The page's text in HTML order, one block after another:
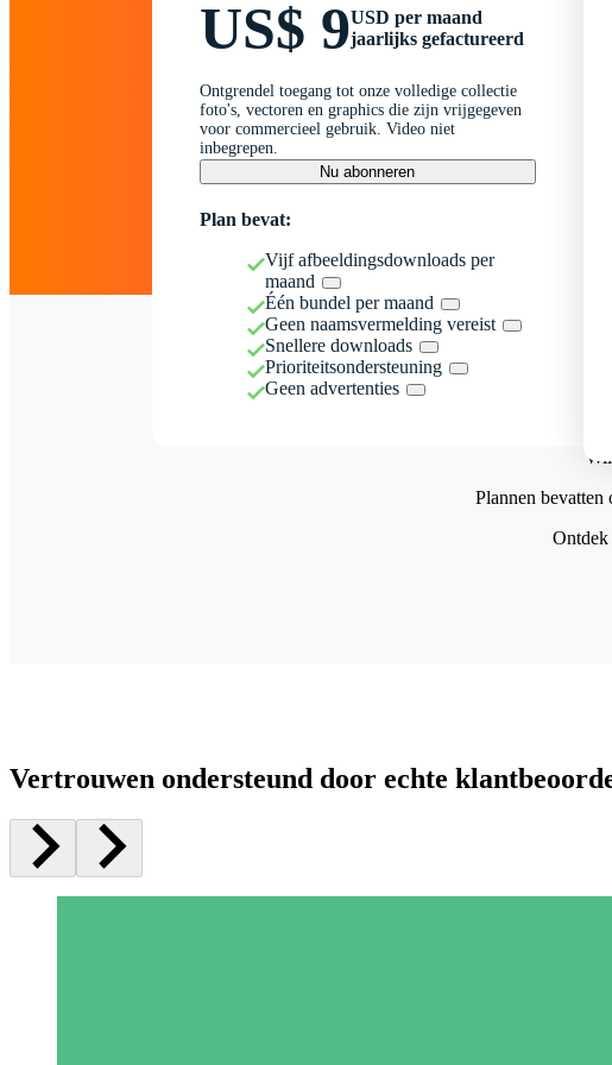
US$ 9USD per maand
jaarlijks gefactureerd
Ontgrendel toegang tot onze volledige collectie
foto's, vectoren en graphics die zijn vrijgegeven
voor commercieel gebruik. Video niet
inbegrepen.
Nu abonneren
Plan bevat:
Vijf afbeeldingsdownloads per
maand
Één bundel per maand
Geen naamsvermelding vereist
Snellere downloads
Prioriteitsondersteuning
Geen advertenties
Plannen bevatten
Ontdek
Vertrouwen ondersteund door echte